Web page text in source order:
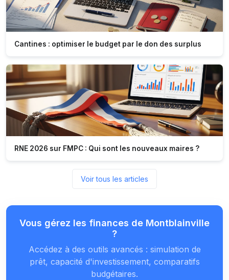
Cantines : optimiser le budget par le don des surplus
RNE 2026 sur FMPC : Qui sont les nouveaux maires ?
Voir tous les articles
Vous gérez les finances de Montblainville
?
Accédez à des outils avancés : simulation de
prêt, capacité d'investissement, comparatifs
budgétaires.